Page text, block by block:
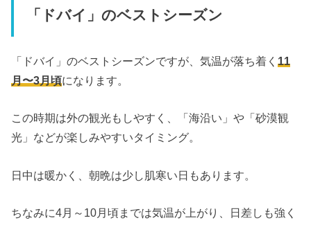
「ドバイ」のベストシーズン
「ドバイ」のベストシーズンですが、気温が落ち着く11
月〜3月頃になります。
この時期は外の観光もしやすく、「海沿い」や「砂漠観
光」などが楽しみやすいタイミング。
日中は暖かく、朝晩は少し肌寒い日もあります。
ちなみに4月～10月頃までは気温が上がり、日差しも強く